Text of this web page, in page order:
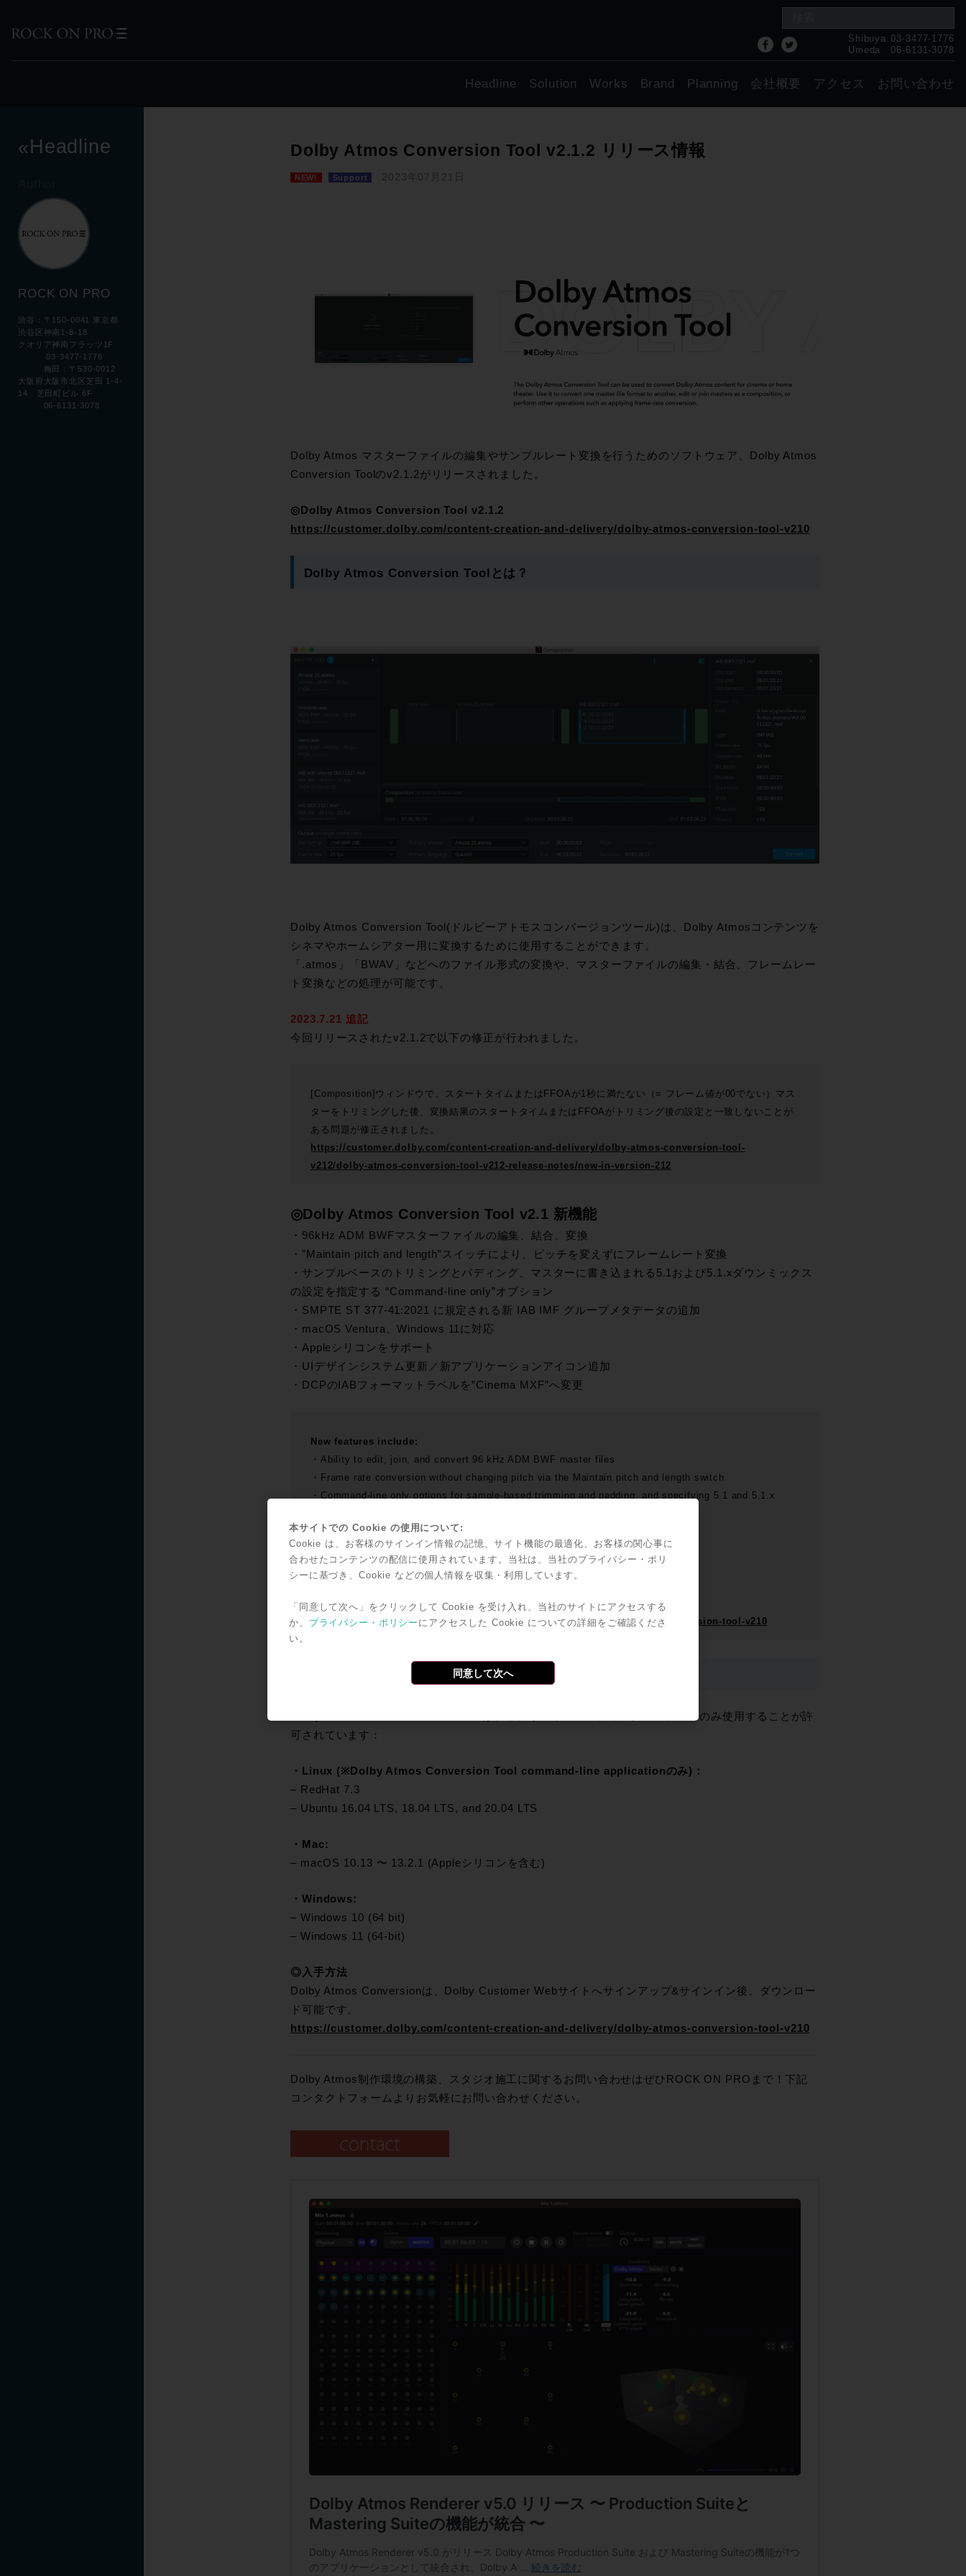
Shibuya 03-3477-1776
Umeda
06-6131-3078
Headline Solution Works Brand Planning 会社概要 アクセス お問い合わせ
«Headline
ROCK ON PRO
渋谷：〒150-0041 東京都
渋谷区神南1-8-18
クオリア神南フラッツ1F
03-3477-1776
梅田：〒530-0012
大阪府大阪市北区芝田 1-4-
14 芝田町ビル 6F
06-6131-3078
Dolby Atmos Conversion Tool v2.1.2 リリース情報
NEW! Support 2023年07月21日
Dolby Atmos マスターファイルの編集やサンプルレート変換を行うためのソフトウェア、Dolby Atmos
Conversion Toolのv2.1.2がリリースされました。
◎Dolby Atmos Conversion Tool v2.1.2
https://customer.dolby.com/content-creation-and-delivery/dolby-atmos-conversion-tool-v210
Dolby Atmos Conversion Toolとは？
Dolby Atmos Conversion Tool(ドルビーアトモスコンバージョンツール)は、Dolby Atmosコンテンツを
シネマやホームシアター用に変換するために使用することができます。
「.atmos」「BWAV」などへのファイル形式の変換や、マスターファイルの編集・結合、フレームレー
ト変換などの処理が可能です。
2023.7.21 追記
今回リリースされたv2.1.2で以下の修正が行われました。
[Composition]ウィンドウで、スタートタイムまたはFFOAが1秒に満たない（= フレーム値が00でない）マス
ターをトリミングした後、変換結果のスタートタイムまたはFFOAがトリミング後の設定と一致しないことが
ある問題が修正されました。
https://customer.dolby.com/content-creation-and-delivery/dolby-atmos-conversion-tool-
v212/dolby-atmos-conversion-tool-v212-release-notes/new-in-version-212
◎Dolby Atmos Conversion Tool v2.1 新機能
・96kHz ADM BWFマスターファイルの編集、結合、変換
・”Maintain pitch and length”スイッチにより、ピッチを変えずにフレームレート変換
・サンプルベースのトリミングとパディング、マスターに書き込まれる5.1および5.1.xダウンミックス
の設定を指定する “Command-line only”オプション
・SMPTE ST 377-41:2021 に規定される新 IAB IMF グループメタデータの追加
・macOS Ventura、Windows 11に対応
・Appleシリコンをサポート
・UIデザインシステム更新／新アプリケーションアイコン追加
・DCPのIABフォーマットラベルを”Cinema MXF”へ変更
New features include:
・Ability to edit, join, and convert 96 kHz ADM BWF master files
・Frame rate conversion without changing pitch via the Maintain pitch and length switch
・Command-line only options for sample-based trimming and padding, and specifying 5.1 and 5.1.x
・New IAB IMF group metadata, as specified in SMPTE ST 377-41:2021
・Support for macOS Ventura and Windows 11
・Apple silicon support
・Changed DCP IAB format labels to Cinema MXF
https://customer.dolby.com/content-creation-and-delivery/dolby-atmos-conversion-tool-v210
Dolby Atmos Conversion Tool v2.1.2は、これらのオペレーティングシステムでのみ使用することが許
可されています：
・Linux (※Dolby Atmos Conversion Tool command-line applicationのみ)：
– RedHat 7.3
– Ubuntu 16.04 LTS, 18.04 LTS, and 20.04 LTS
・Mac:
– macOS 10.13 〜 13.2.1 (Appleシリコンを含む)
・Windows:
– Windows 10 (64 bit)
– Windows 11 (64-bit)
◎入手方法
Dolby Atmos Conversionは、Dolby Customer Webサイトへサインアップ&サインイン後、ダウンロー
ド可能です。
https://customer.dolby.com/content-creation-and-delivery/dolby-atmos-conversion-tool-v210
Dolby Atmos制作環境の構築、スタジオ施工に関するお問い合わせはぜひROCK ON PROまで！下記
コンタクトフォームよりお気軽にお問い合わせください。
本サイトでの Cookie の使用について:
Cookie は、お客様のサインイン情報の記憶、サイト機能の最適化、お客様の関心事に
合わせたコンテンツの配信に使用されています。当社は、当社のプライバシー・ポリ
シーに基づき、Cookie などの個人情報を収集・利用しています。
「同意して次へ」をクリックして Cookie を受け入れ、当社のサイトにアクセスする
か、 プライバシー・ポリシー にアクセスした Cookie についての詳細をご確認くださ
い。
同意して次へ